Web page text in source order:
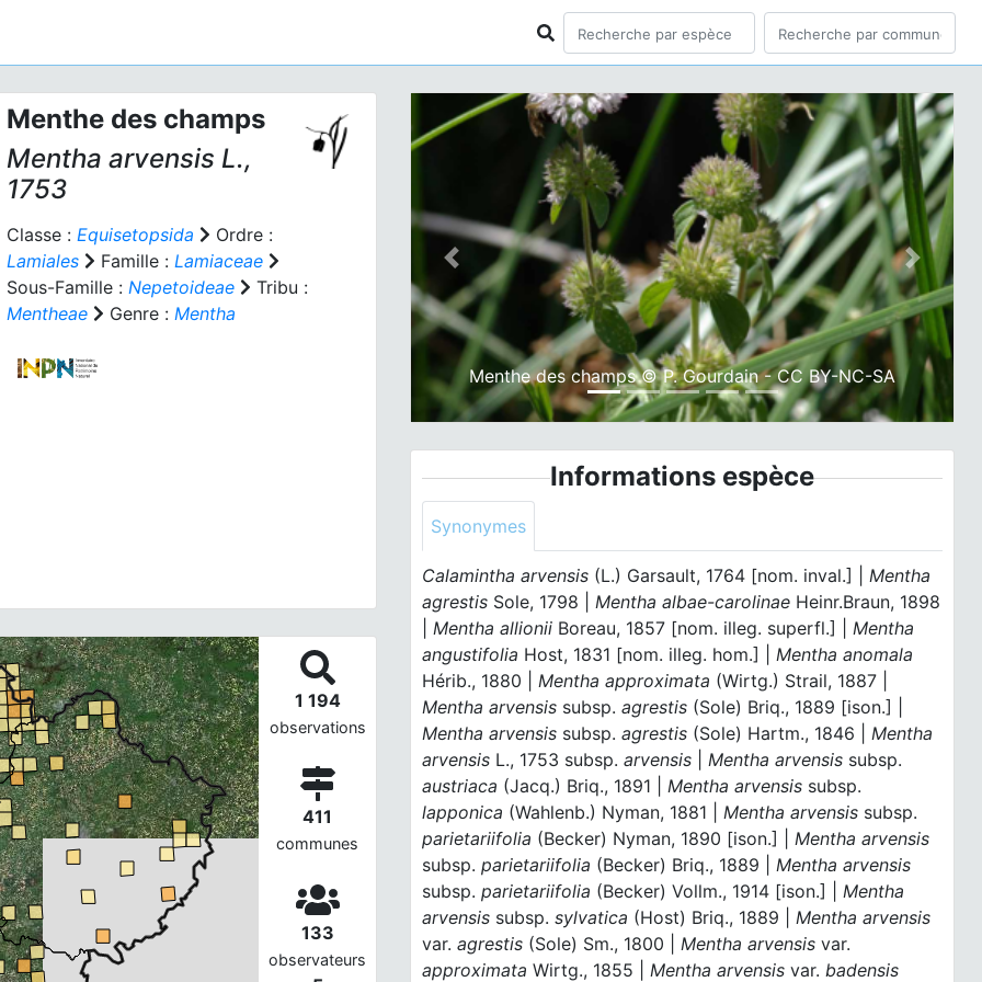
Menthe des champs
Mentha arvensis L.,
1753
Classe : Equisetopsida
Ordre :
Lamiales
Famille : Lamiaceae
Sous-Famille : Nepetoideae
Tribu :
Mentheae
Genre : Mentha
1 194
observations
411
communes
133
observateurs
Menthe des champs © P. Gourdain - CC BY-NC-SA
Previous Next
Informations espèce
Synonymes
Calamintha arvensis (L.) Garsault, 1764 [nom. inval.] |Mentha
agrestis Sole, 1798 |Mentha albae-carolinae Heinr.Braun, 1898
|Mentha allionii Boreau, 1857 [nom. illeg. superfl.] |Mentha
angustifolia Host, 1831 [nom. illeg. hom.] |Mentha anomala
Hérib., 1880 |Mentha approximata (Wirtg.) Strail, 1887 |
Mentha arvensis subsp. agrestis (Sole) Briq., 1889 [ison.] |
Mentha arvensis subsp. agrestis (Sole) Hartm., 1846 |Mentha
arvensis L., 1753 subsp. arvensis |Mentha arvensis subsp.
austriaca (Jacq.) Briq., 1891 |Mentha arvensis subsp.
lapponica (Wahlenb.) Nyman, 1881 |Mentha arvensis subsp.
parietariifolia (Becker) Nyman, 1890 [ison.] |Mentha arvensis
subsp. parietariifolia (Becker) Briq., 1889 |Mentha arvensis
subsp. parietariifolia (Becker) Vollm., 1914 [ison.] |Mentha
arvensis subsp. sylvatica (Host) Briq., 1889 |Mentha arvensis
var. agrestis (Sole) Sm., 1800 |Mentha arvensisvar.
approximata Wirtg., 1855 |Mentha arvensisvar. badensis